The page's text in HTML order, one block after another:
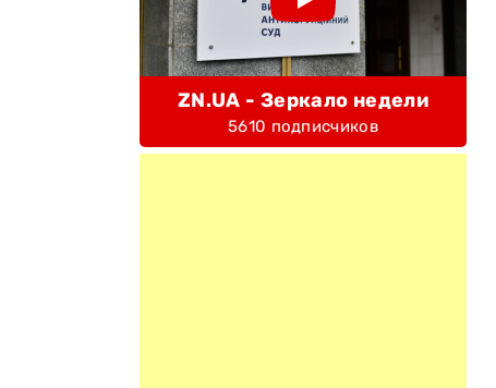
ZN.UA - Зеркало недели
5610 подписчиков